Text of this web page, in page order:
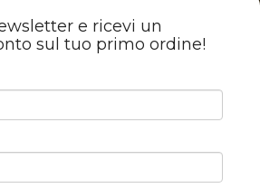
e ricevi un
sul tuo primo ordine!